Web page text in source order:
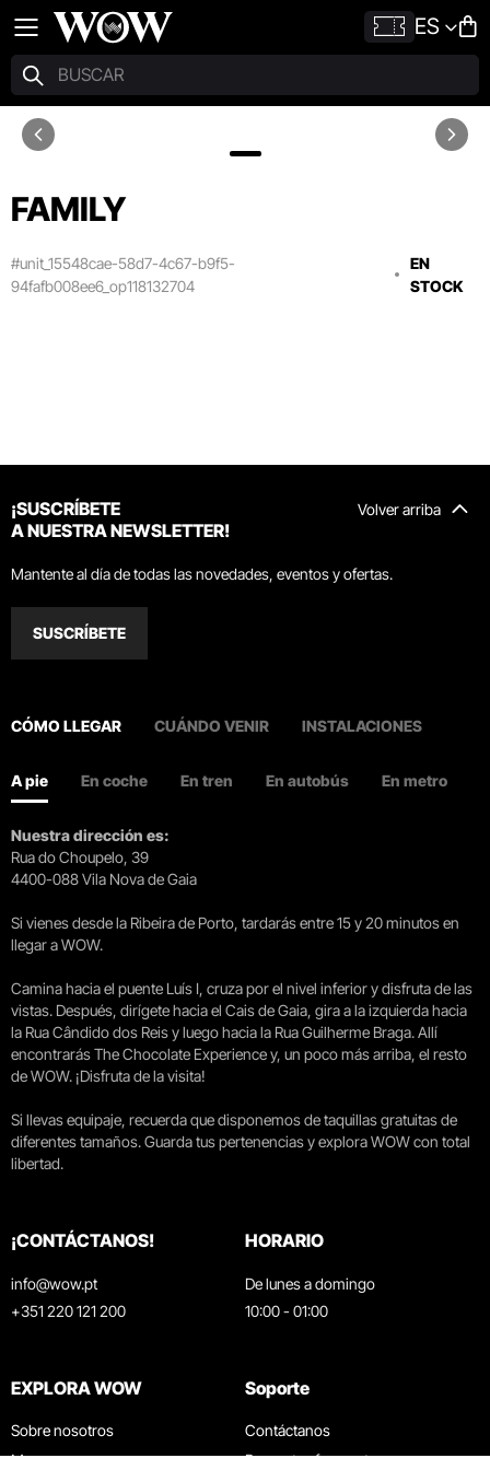
ES
FAMILY
#unit_15548cae-58d7-4c67-b9f5-
94fafb008ee6_op118132704
EN
STOCK
Volver arriba
¡SUSCRÍBETE
A NUESTRA NEWSLETTER!
Mantente al día de todas las novedades, eventos y ofertas.
SUSCRÍBETE
CÓMO LLEGAR CUÁNDO VENIR INSTALACIONES
A pie En coche En tren En autobús En metro
Nuestra dirección es:
Rua do Choupelo, 39
4400-088 Vila Nova de Gaia
Si vienes desde la Ribeira de Porto, tardarás entre 15 y 20 minutos en
llegar a WOW.
Camina hacia el puente Luís I, cruza por el nivel inferior y disfruta de las
vistas. Después, dirígete hacia el Cais de Gaia, gira a la izquierda hacia
la Rua Cândido dos Reis y luego hacia la Rua Guilherme Braga. Allí
encontrarás The Chocolate Experience y, un poco más arriba, el resto
de WOW. ¡Disfruta de la visita!
Si llevas equipaje, recuerda que disponemos de taquillas gratuitas de
diferentes tamaños. Guarda tus pertenencias y explora WOW con total
libertad.
¡CONTÁCTANOS!
info@wow.pt
+351 220 121 200
HORARIO
De lunes a domingo
10:00 - 01:00
EXPLORA WOW
Sobre nosotros
Museos
Soporte
Contáctanos
Preguntas frecuentes